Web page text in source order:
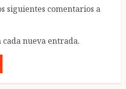
siguientes comentarios a
nueva entrada.